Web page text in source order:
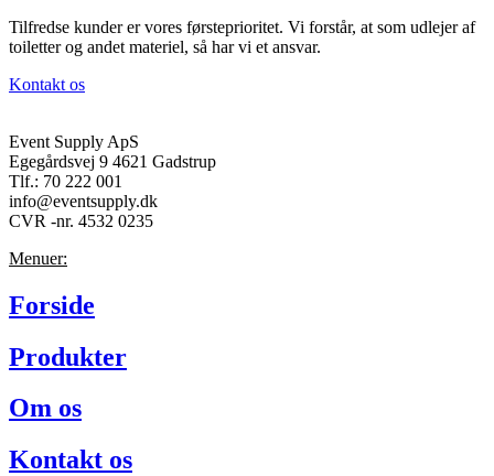
Tilfredse kunder er vores førsteprioritet. Vi forstår, at som udlejer af
toiletter og andet materiel, så har vi et ansvar.
Kontakt os
Event Supply ApS
Egegårdsvej 9 4621 Gadstrup
Tlf.: 70 222 001
info@eventsupply.dk
CVR -nr. 4532 0235
Menuer:
Forside
Produkter
Om os
Kontakt os